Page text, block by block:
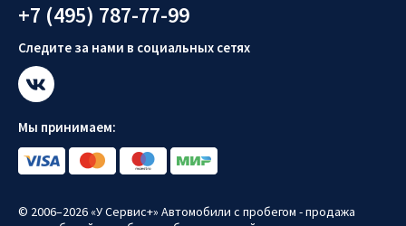
+7 (495) 787-77-99
Следите за нами в социальных сетях
Мы принимаем:
© 2006–2026 «У Сервис+» Автомобили с пробегом - продажа